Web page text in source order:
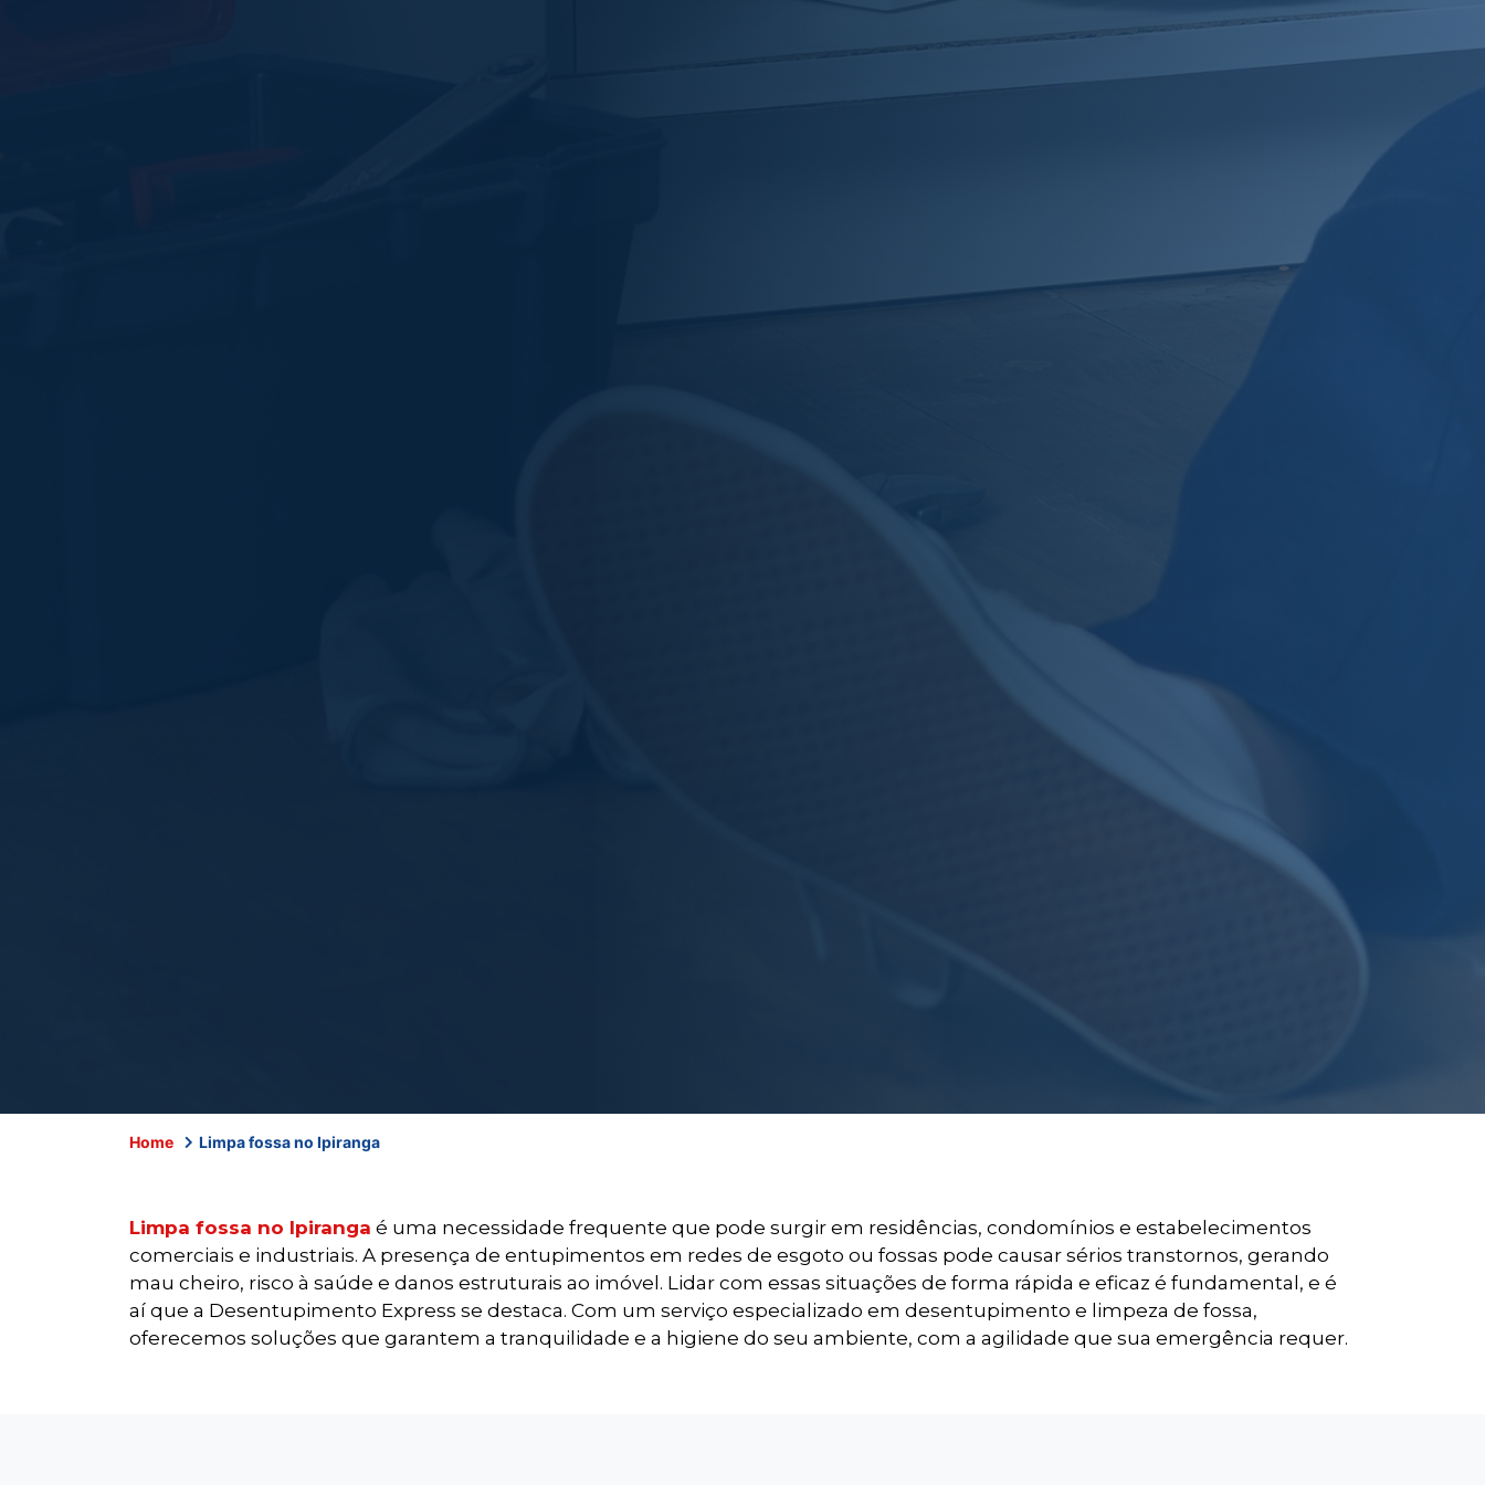
Home Limpa fossa no Ipiranga
Limpa fossa no Ipiranga é uma necessidade frequente que pode surgir em residências, condomínios e estabelecimentos
comerciais e industriais. A presença de entupimentos em redes de esgoto ou fossas pode causar sérios transtornos, gerando
mau cheiro, risco à saúde e danos estruturais ao imóvel. Lidar com essas situações de forma rápida e eficaz é fundamental, e é
aí que a Desentupimento Express se destaca. Com um serviço especializado em desentupimento e limpeza de fossa,
oferecemos soluções que garantem a tranquilidade e a higiene do seu ambiente, com a agilidade que sua emergência requer.